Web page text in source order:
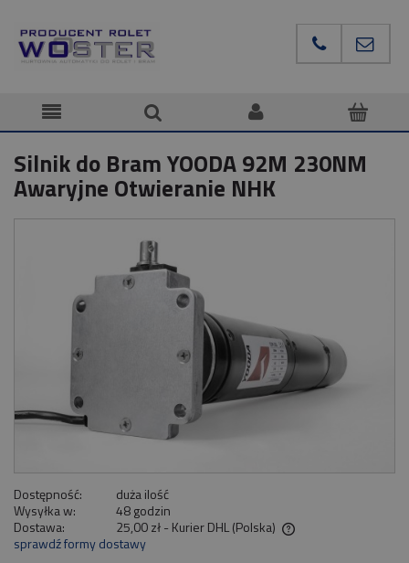
Silnik do Bram YOODA 92M 230NM
Awaryjne Otwieranie NHK
Dostępność:
duża ilość
Wysyłka w:
48 godzin
Dostawa:
25,00 zł - Kurier DHL (Polska)
Cena nie zawiera ewentualnych kosztów płatności
sprawdź formy dostawy